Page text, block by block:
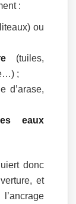
:
ou
(tuiles,
;
d’arase,
eaux
donc
et